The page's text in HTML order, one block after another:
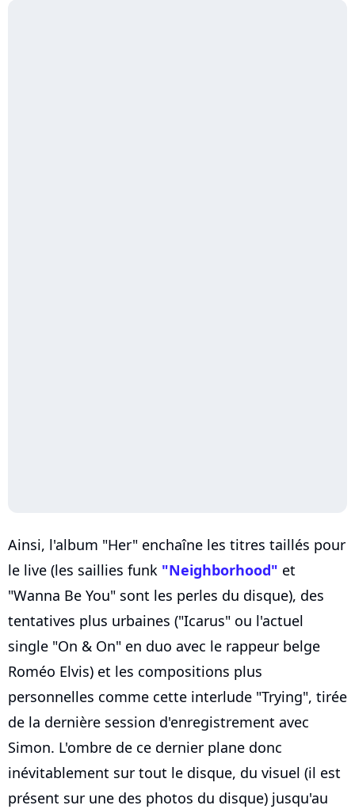
Ainsi, l'album "Her" enchaîne les titres taillés pour
le live (les saillies funk "Neighborhood" et
"Wanna Be You" sont les perles du disque), des
tentatives plus urbaines ("Icarus" ou l'actuel
single "On & On" en duo avec le rappeur belge
Roméo Elvis) et les compositions plus
personnelles comme cette interlude "Trying", tirée
de la dernière session d'enregistrement avec
Simon. L'ombre de ce dernier plane donc
inévitablement sur tout le disque, du visuel (il est
présent sur une des photos du disque) jusqu'au